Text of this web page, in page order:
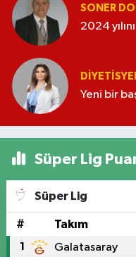
SONER
2024
Yeni bir
Süper Lig
Süper Lig
# Takım
1 Galatasaray